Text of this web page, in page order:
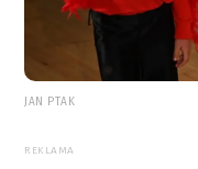
JAN PTAK
REKLAMA